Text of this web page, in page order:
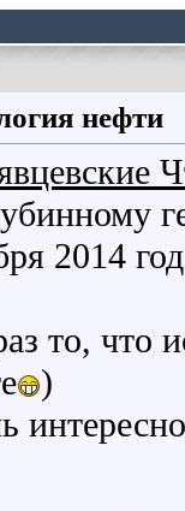
нефти
2014
то, что
)
интересно